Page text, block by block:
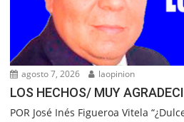
agosto 7, 2026 laopinion
LOS HECHOS/ MUY
POR José Inés Figueroa Vitela